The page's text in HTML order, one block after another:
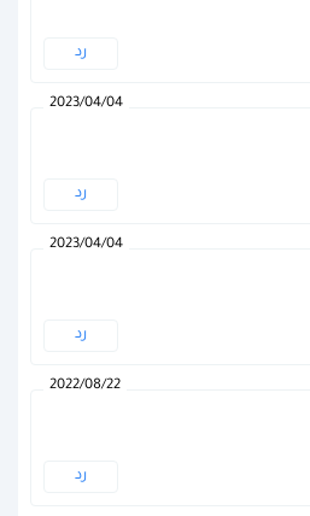
رد
2023/04/04
رد
2023/04/04
رد
2022/08/22
رد